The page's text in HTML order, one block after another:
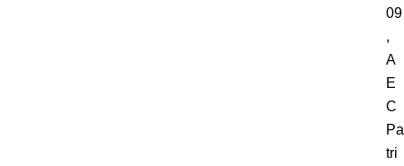
09
,
A
E
C
Pa
tri